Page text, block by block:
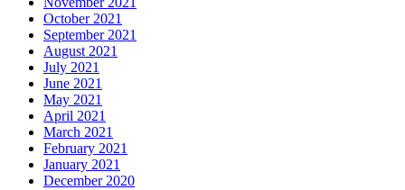
October 2021
September 2021
August 2021
July 2021
June 2021
May 2021
April 2021
March 2021
February 2021
January 2021
December 2020